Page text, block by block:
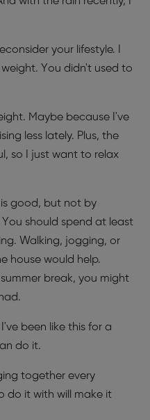
your lifestyle. I
You didn't used to
Maybe because I've
less lately. Plus, the
so I just want to relax
good, but not by
You should spend at least
Walking, jogging, or
house would help.
break, you might
been like this for a
do it.
together every
do it with will make it